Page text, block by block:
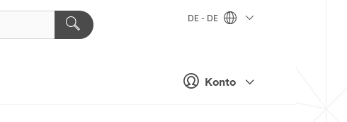
Konto
DE - DE